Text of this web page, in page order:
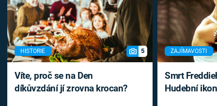
HISTORIE 5
Víte, proč se na Den
díkůvzdání jí zrovna krocan?
ZAJÍMAVOSTI
Smrt
Hudební